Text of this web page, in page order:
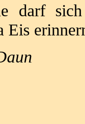
darf sich
Eis